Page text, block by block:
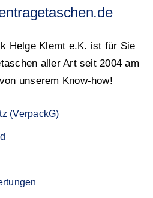
Helge Klemt e.K. ist für Sie
aller Art seit 2004 am
unserem Know-how!
(VerpackG)